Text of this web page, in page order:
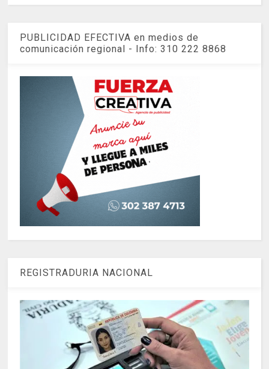
PUBLICIDAD EFECTIVA en medios de
comunicación regional - Info: 310 222 8868
REGISTRADURIA NACIONAL